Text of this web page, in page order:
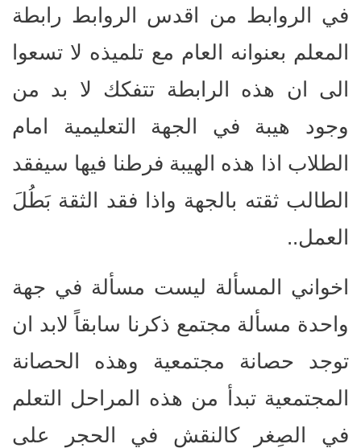
في الروابط من اقدس الروابط رابطة
المعلم بعنوانه العام مع تلميذه لا تسعوا
الى ان هذه الرابطة تتفكك لا بد من
وجود هيبة في الجهة التعليمية امام
الطلاب اذا هذه الهيبة فرطنا فيها سيفقد
الطالب ثقته بالجهة واذا فقد الثقة بَطُلَ
العمل..
اخواني المسألة ليست مسألة في جهة
واحدة مسألة مجتمع ذكرنا سابقاً لابد ان
توجد حصانة مجتمعية وهذه الحصانة
المجتمعية تبدأ من هذه المراحل التعلم
في الصِغر كالنقش في الحجر على